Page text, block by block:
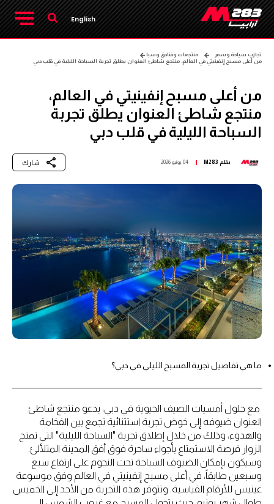
English
تجارب سياحة وسفر
منتجعات وفنادق وسبا
من أعلى مسبح إنفينيتي في العالم، منتجع شاطئ العنوان يطلق تجربة السباحة الليلية في قلب دبي
من أعلى مسبح إنفينيتي في العالم،
منتجع شاطئ العنوان يطلق تجربة
السباحة الليلية في قلب دبي
بقلم M283 04 يونيو 2026 شارك
ما هي تفاصيل تجربة المسبح الليلي في دبي؟
مع حلول أمسيات الصيف الحيوية في دبي، يدعو منتجع شاطئ
العنوان ضيوفه إلى خوض تجربة استثنائية تجمع بين الفخامة
والهدوء، وذلك من خلال إطلاق تجربة "السباحة الليلية" التي تمنح
الزوار فرصة الاستمتاع بأجواء ساحرة فوق أفق المدينة المتلألئ.
وسيكون بإمكان الضيوف السباحة تحت النجوم على ارتفاع سبع
وسبعين طابقاً، في أعلى مسبح إنفينيتي في العالم وفق موسوعة
غينيس للأرقام القياسية. وتتوفر هذه التجربة من الأحد إلى الخميس